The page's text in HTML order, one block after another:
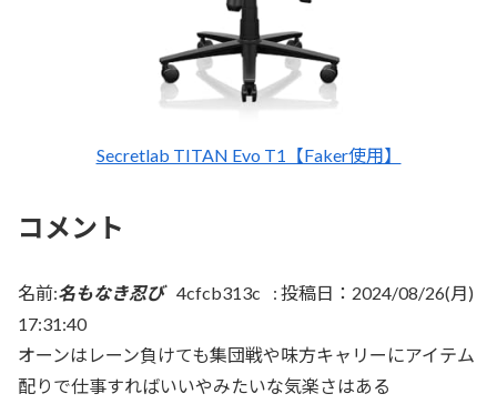
Secretlab TITAN Evo T1【Faker使用】
コメント
名前:名もなき忍び 4cfcb313c : 投稿日：2024/08/26(月)
17:31:40
オーンはレーン負けても集団戦や味方キャリーにアイテム
配りで仕事すればいいやみたいな気楽さはある